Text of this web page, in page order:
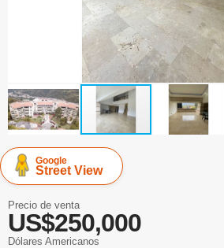
Google
Street View
Precio de venta
US$250,000
Dólares Americanos